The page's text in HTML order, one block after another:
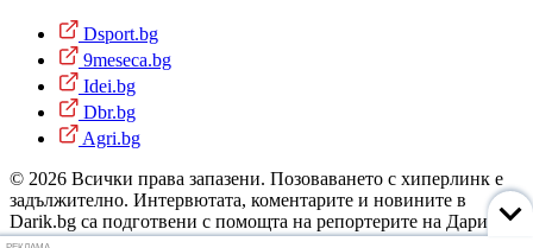
Dsport.bg
9meseca.bg
Idei.bg
Dbr.bg
Agri.bg
© 2026 Всички права запазени. Позоваването с хиперлинк е
задължително. Интервютата, коментарите и новините в
Darik.bg са подготвени с помощта на репортерите на Дарик
Радио и новинарските емисии на радиото. Снимки: Дарик